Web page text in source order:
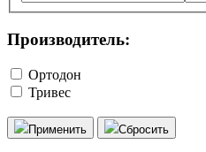
Производитель:
Ортодон
Тривес
Применить Сбросить